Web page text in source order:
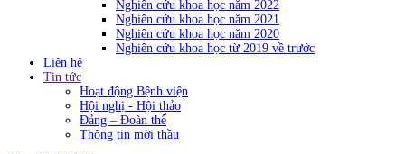
Nghiên cứu khoa học năm 2022
Nghiên cứu khoa học năm 2021
Nghiên cứu khoa học năm 2020
Nghiên cứu khoa học từ 2019 về trước
Liên hệ
Tin tức
Hoạt động Bệnh viện
Hội nghị - Hội thảo
Đảng – Đoàn thể
Thông tin mời thầu